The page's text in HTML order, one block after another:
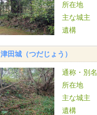
所在地
主な城主
遺構
津田城（つだじょう）
通称・別名
所在地
主な城主
遺構